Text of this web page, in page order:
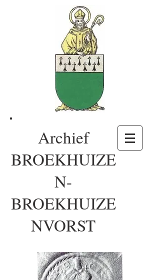
Archief
BROEKHUIZE
N-
BROEKHUIZE
NVORST